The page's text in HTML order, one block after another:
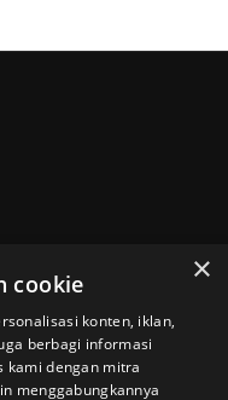
×
cookie
konten, iklan,
berbagi informasi
kami dengan mitra
menggabungkannya